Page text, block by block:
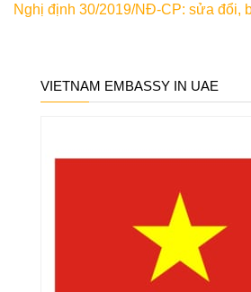
Nghị định 30/2019/NĐ-CP: sửa đổi,
VIETNAM EMBASSY IN UAE